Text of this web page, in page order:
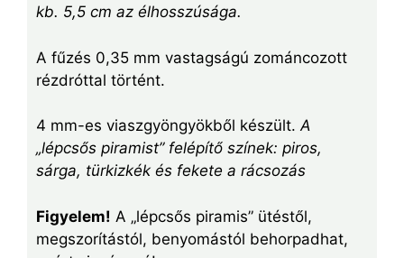
kb. 5,5 cm az élhosszúsága.
A fűzés 0,35 mm vastagságú zománcozott
rézdróttal történt.
4 mm-es viaszgyöngyökből készült.A
„lépcsős piramist” felépítő színek: piros,
sárga, türkizkék és fekete a rácsozás
Figyelem! A „lépcsős piramis” ütéstől,
megszorítástól, benyomástól behorpadhat,